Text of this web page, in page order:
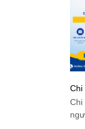
Chi
Chi